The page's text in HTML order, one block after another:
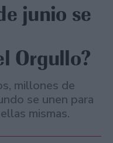
junio se
Orgullo?
millones de
se unen para
mismas.